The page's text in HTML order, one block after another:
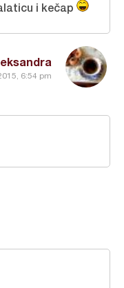
6:54 pm
i kečap